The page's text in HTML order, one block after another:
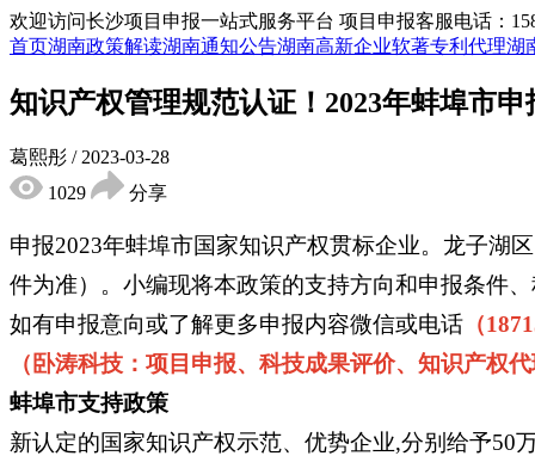
欢迎访问长沙项目申报一站式服务平台 项目申报客服电话：
首页湖南政策解读湖南通知公告湖南高新企业软著专利代理湖
知识产权管理规范认证！2023年蚌埠市
葛熙彤 / 2023-03-28
1029
分享
申报2023年蚌埠市国家知识产权贯标企业。龙子湖
件为准）。小编现将本政策的支持方向和申报条件
如有申报意向或了解更多申报内容微信或电话 （
（卧涛科技：项目申报、科技成果评价、知识产权
蚌埠市支持政策
新认定的国家知识产权示范、优势企业,分别给予50